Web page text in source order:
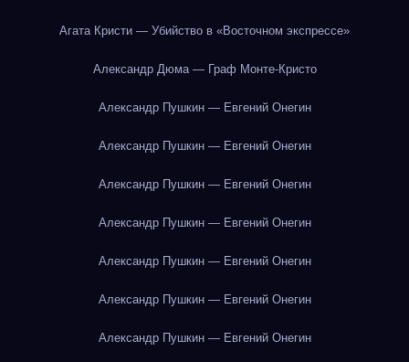
Агата Кристи — Убийство в «Восточном экспрессе»
Александр Дюма — Граф Монте-Кристо
Александр Пушкин — Евгений Онегин
Александр Пушкин — Евгений Онегин
Александр Пушкин — Евгений Онегин
Александр Пушкин — Евгений Онегин
Александр Пушкин — Евгений Онегин
Александр Пушкин — Евгений Онегин
Александр Пушкин — Евгений Онегин